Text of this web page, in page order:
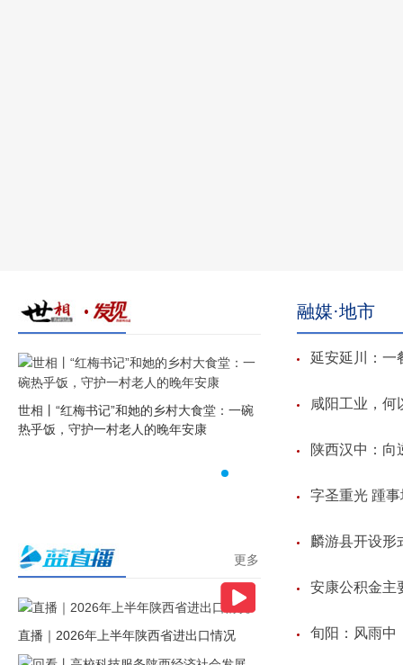
世相丨“红梅书记”和她的乡村大食堂：一碗
热乎饭，守护一村老人的晚年安康
世相丨靳闫伟：“扁担”
更多
直播｜2026年上半年陕西省进出口情况
融媒·地市
延安延川：一
咸阳工业，何
陕西汉中：向
字圣重光 踵
麟游县开设形
安康公积金主
旬阳：风雨中